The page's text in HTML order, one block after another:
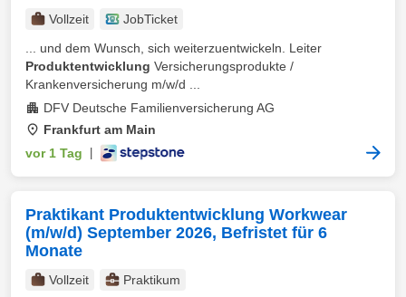
Vollzeit
JobTicket
... und dem Wunsch, sich weiterzuentwickeln. Leiter
Produktentwicklung Versicherungsprodukte /
Krankenversicherung m/w/d ...
DFV Deutsche Familienversicherung AG
Frankfurt am Main
vor 1 Tag
Praktikant Produktentwicklung Workwear
(m/w/d) September 2026, Befristet für 6
Monate
Vollzeit
Praktikum